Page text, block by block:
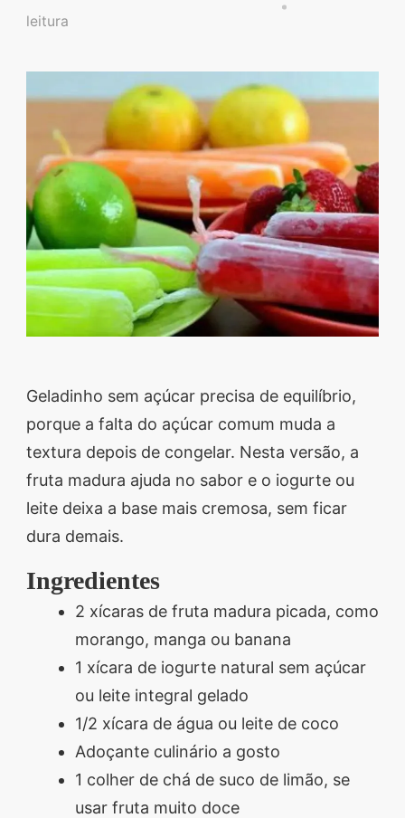
Descubra sobremesas
além de dicas exclusivas
que vão facilitar sua
vida na cozinha. 🍰🥗
Quer aprender a fazer
um almoço delicioso,
um jantar especial ou
sobremesas de dar água
na boca? Nós temos
tudo o que você
culinárias incríveis,
segredos valiosos e
receitas rápidas e fáceis
que vão impressionar
todos ao seu redor.
leitura
Geladinho sem açúcar precisa de equilíbrio,
porque a falta do açúcar comum muda a
textura depois de congelar. Nesta versão, a
fruta madura ajuda no sabor e o iogurte ou
leite deixa a base mais cremosa, sem ficar
dura demais.
Ingredientes
2 xícaras de fruta madura picada, como
morango, manga ou banana
1 xícara de iogurte natural sem açúcar
ou leite integral gelado
1/2 xícara de água ou leite de coco
Adoçante culinário a gosto
1 colher de chá de suco de limão, se
usar fruta muito doce